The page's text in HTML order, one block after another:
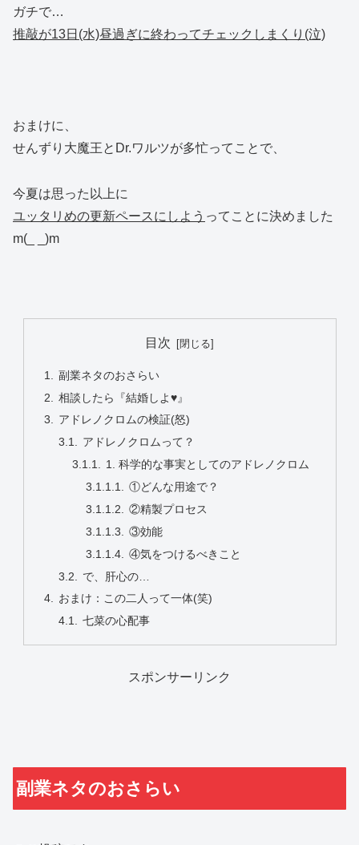
ガチで…
推敲が13日(水)昼過ぎに終わってチェックしまくり(泣)
おまけに、
せんずり大魔王とDr.ワルツが多忙ってことで、
今夏は思った以上に
ユッタリめの更新ペースにしよう ってことに決めました
m(_ _)m
目次
副業ネタのおさらい
相談したら『結婚しよ♥』
アドレノクロムの検証(怒)
アドレノクロムって？
1. 科学的な事実としてのアドレノクロム
①どんな用途で？
②精製プロセス
③効能
④気をつけるべきこと
で、肝心の…
おまけ：この二人って一体(笑)
七菜の心配事
スポンサーリンク
副業ネタのおさらい